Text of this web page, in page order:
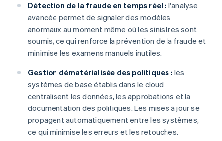
Détection de la fraude en temps réel : l'analyse
avancée permet de signaler des modèles
anormaux au moment même où les sinistres sont
soumis, ce qui renforce la prévention de la fraude et
minimise les examens manuels inutiles.
Gestion dématérialisée des politiques : les
systèmes de base établis dans le cloud
centralisent les données, les approbations et la
documentation des politiques. Les mises à jour se
propagent automatiquement entre les systèmes,
ce qui minimise les erreurs et les retouches.